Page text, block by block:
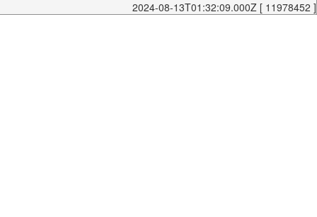
2024-08-13T01:32:09.000Z [ 11978452 ]